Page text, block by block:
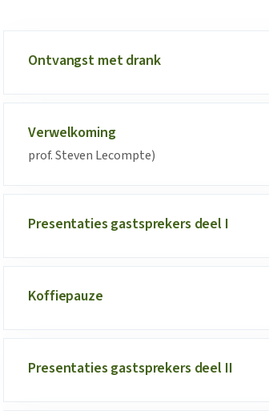
Ontvangst met drank
Verwelkoming
prof. Steven Lecompte)
Presentaties gastsprekers deel I
Koffiepauze
Presentaties gastsprekers deel II